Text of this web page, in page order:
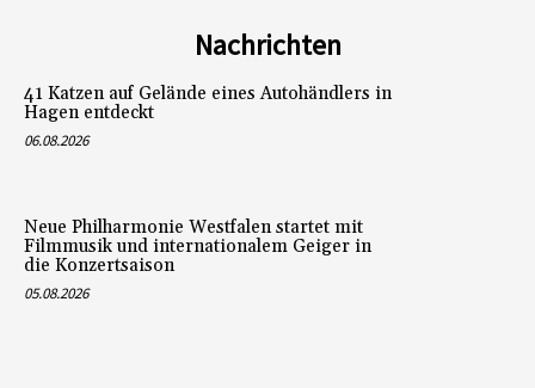
Nachrichten
41 Katzen auf Gelände eines Autohändlers in
Hagen entdeckt
06.08.2026
Neue Philharmonie Westfalen startet mit
Filmmusik und internationalem Geiger in
die Konzertsaison
05.08.2026